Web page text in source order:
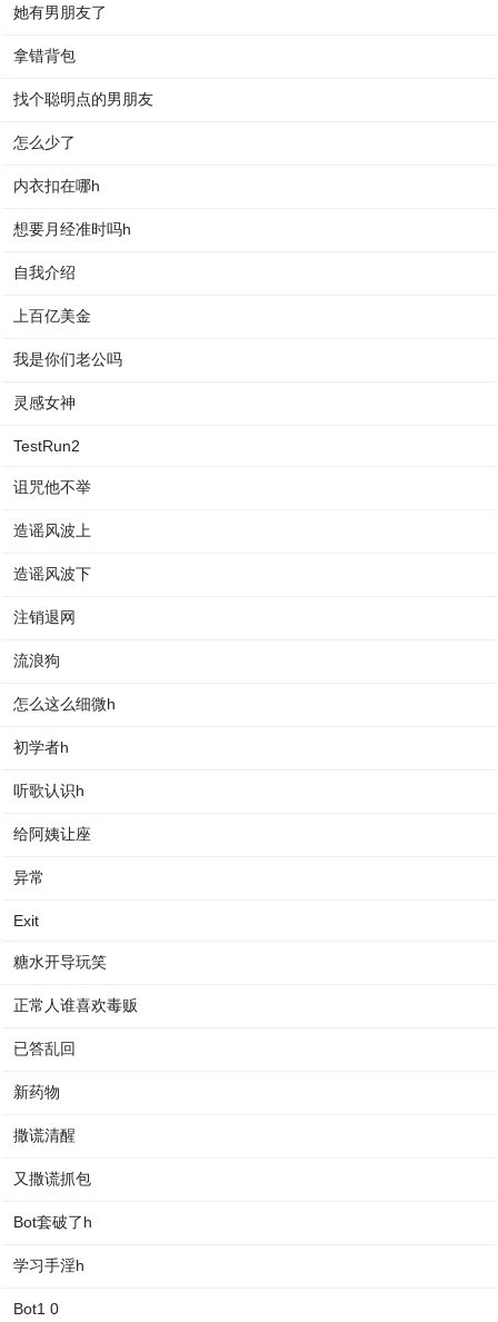
她有男朋友了
拿错背包
找个聪明点的男朋友
怎么少了
内衣扣在哪h
想要月经准时吗h
自我介绍
上百亿美金
我是你们老公吗
灵感女神
TestRun2
诅咒他不举
造谣风波上
造谣风波下
注销退网
流浪狗
怎么这么细微h
初学者h
听歌认识h
给阿姨让座
异常
Exit
糖水开导玩笑
正常人谁喜欢毒贩
已答乱回
新药物
撒谎清醒
又撒谎抓包
Bot套破了h
学习手淫h
Bot1 0